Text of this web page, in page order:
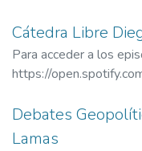
Cátedra Libre
Para acceder a los
https://
Debates
Lamas